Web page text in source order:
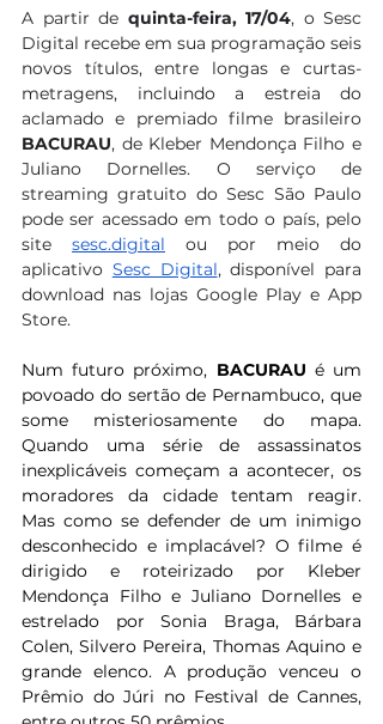
A partir de quinta-feira, 17/04, o Sesc
Digital recebe em sua programação seis
novos títulos, entre longas e curtas-
metragens, incluindo a estreia do
BACURAU, de Kleber Mendonça Filho e
Juliano Dornelles. O serviço de
streaming gratuito do Sesc São Paulo
pode ser acessado em todo o país, pelo
site sesc.digital ou por meio do
aplicativo Sesc Digital, disponível para
download nas lojas Google Play e App
Store.
Num futuro próximo, BACURAU é um
povoado do sertão de Pernambuco, que
some misteriosamente do mapa.
Quando uma série de assassinatos
inexplicáveis começam a acontecer, os
moradores da cidade tentam reagir.
Mas como se defender de um inimigo
desconhecido e implacável? O filme é
dirigido e roteirizado por Kleber
Mendonça Filho e Juliano Dornelles e
estrelado por Sonia Braga, Bárbara
Colen, Silvero Pereira, Thomas Aquino e
grande elenco. A produção venceu o
Prêmio do Júri no Festival de Cannes,